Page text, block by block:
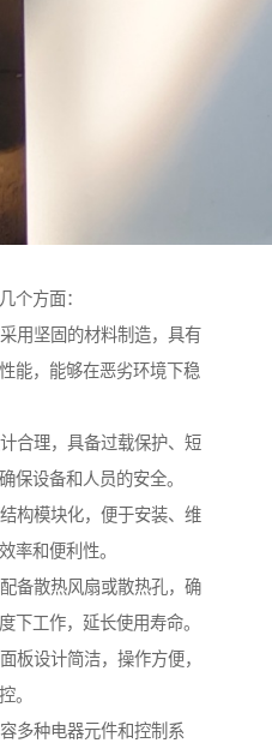
个方面：
用坚固的材料制造，具有
能，能够在恶劣环境下稳
合理，具备过载保护、短
保设备和人员的安全。
构模块化，便于安装、维
率和便利性。
备散热风扇或散热孔，确
下工作，延长使用寿命。
板设计简洁，操作方便，
。
多种电器元件和控制系